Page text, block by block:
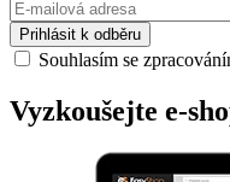
Prihlásit k odběru
Souhlasím se
Vyzkoušejte e-